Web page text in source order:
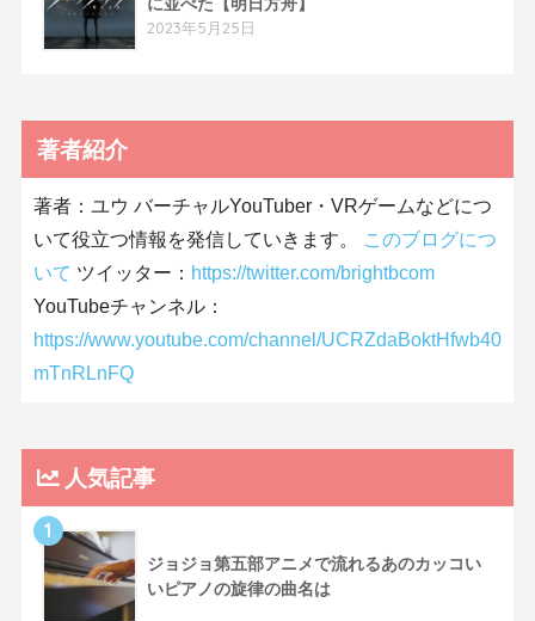
2023年5月25日
著者紹介
著者：ユウ バーチャルYouTuber・VRゲームなどにつ
いて役立つ情報を発信していきます。
このブログにつ
いて ツイッター： https://twitter.com/brightbcom
YouTubeチャンネル：
https://www.youtube.com/channel/UCRZdaBoktHfwb40
mTnRLnFQ
人気記事
1
ジョジョ第五部アニメで流れるあのカッコい
いピアノの旋律の曲名は